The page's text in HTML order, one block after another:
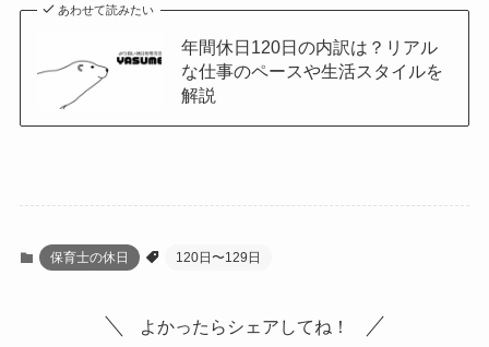
あわせて読みたい
年間休日120日の内訳は？リアル
な仕事のペースや生活スタイルを
解説
保育士の休日 120日〜129日
よかったらシェアしてね！